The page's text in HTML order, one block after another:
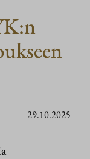
29.10.2025